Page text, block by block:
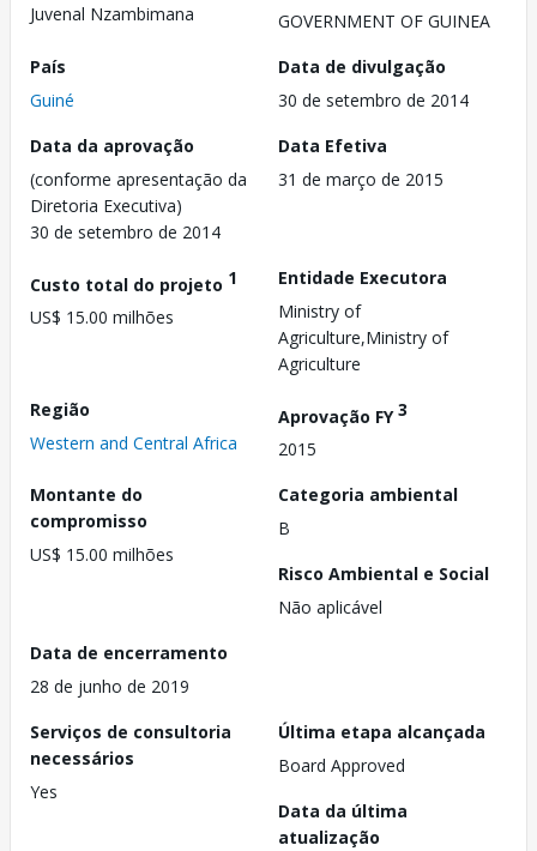
Juvenal Nzambimana
GOVERNMENT OF GUINEA
País
Guiné
Data de divulgação
30 de setembro de 2014
Data da aprovação
(conforme apresentação da
Diretoria Executiva)
30 de setembro de 2014
Data Efetiva
31 de março de 2015
Custo total do projeto 1
US$ 15.00 milhões
Entidade Executora
Ministry of
Agriculture,Ministry of
Agriculture
Região
Western and Central Africa
Aprovação FY3
2015
Montante do
compromisso
US$ 15.00 milhões
Categoria ambiental
B
Risco Ambiental e Social
Não aplicável
Data de encerramento
28 de junho de 2019
Serviços de consultoria
necessários
Yes
Última etapa alcançada
Board Approved
Data da última
atualização